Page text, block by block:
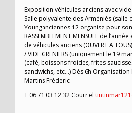
Exposition véhicules anciens avec
Salle polyvalente des Arméniès (salle
Younganciennes 12 organise pour
RASSEMBLEMENT MENSUEL de
de véhicules anciens (OUVERT A
/ VIDE GRENIERS (uniquement le 19
(café, boissons froides, frites
sandwichs, etc…) Dès 6h Organisation
Martins Fréderic
T 06 71 03 12 32 Courriel